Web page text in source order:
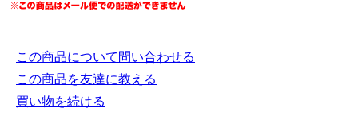
この商品について問い合わせる
この商品を友達に教える
買い物を続ける